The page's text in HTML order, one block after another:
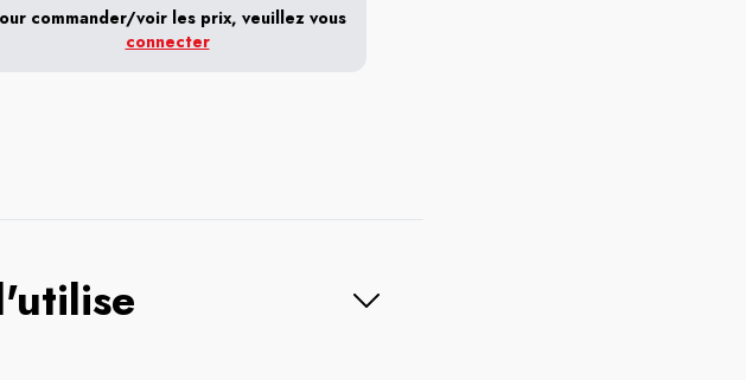
commander/voir les prix, veuillez vous
connecter